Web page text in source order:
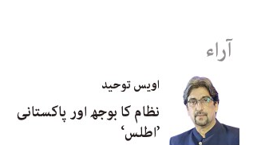
آراء
اویس توحید
نظام کا بوجھ اور پاکستانی
’اطلس‘